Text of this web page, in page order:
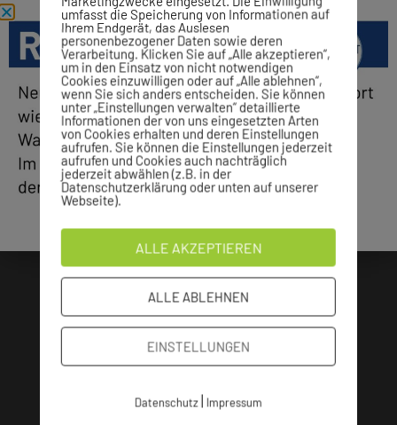
ANSPRECHPARTNER
umfasst die Speicherung von Informationen auf
Ihrem Endgerät, das Auslesen
personenbezogener Daten sowie deren
Verarbeitung. Klicken Sie auf „Alle akzeptieren“,
um in den Einsatz von nicht notwendigen
Cookies einzuwilligen oder auf „Alle ablehnen“,
wenn Sie sich anders entscheiden. Sie können
unter „Einstellungen verwalten“ detaillierte
Informationen der von uns eingesetzten Arten
von Cookies erhalten und deren Einstellungen
aufrufen. Sie können die Einstellungen jederzeit
aufrufen und Cookies auch nachträglich
jederzeit abwählen (z.B. in der
Datenschutzerklärung oder unten auf unserer
Webseite).
ALLE AKZEPTIEREN
ALLE ABLEHNEN
EINSTELLUNGEN
Datenschutz| Impressum